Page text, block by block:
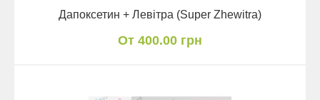
Дапоксетин + Левітра (Super Zhewitra)
От 400.00 грн